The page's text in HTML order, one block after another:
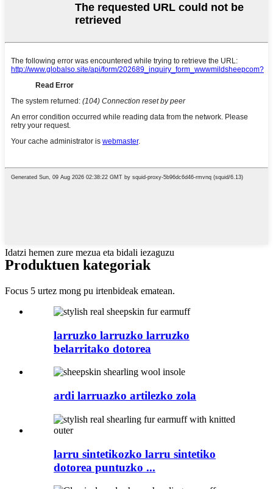
Idatzi hemen zure mezua eta bidali iezaguzu
Produktuen kategoriak
Focus 5 urtez mong pu irtenbideak ematean.
larruzko larruzko larruzko
belarritako dotorea
ardi larruazko artilezko zola
larru sintetikozko larru sintetiko
dotorea puntuzko ...